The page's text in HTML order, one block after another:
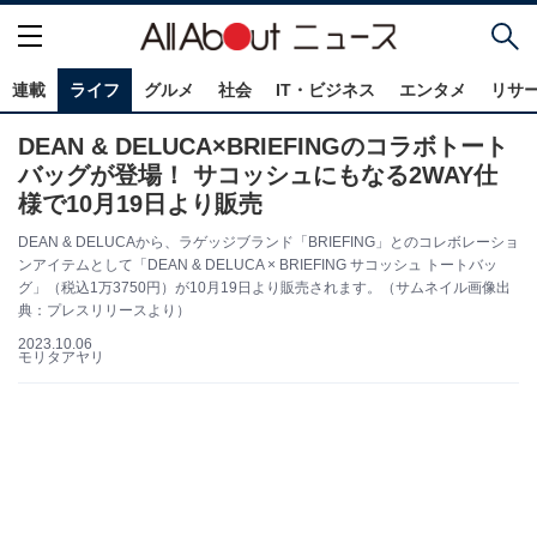
連載 ライフ グルメ 社会 IT・ビジネス エンタメ リサ
DEAN & DELUCA×BRIEFINGのコラボトート
バッグが登場！ サコッシュにもなる2WAY仕
様で10月19日より販売
DEAN & DELUCAから、ラゲッジブランド「BRIEFING」とのコレボレーショ
ンアイテムとして「DEAN & DELUCA × BRIEFING サコッシュ トートバッ
グ」（税込1万3750円）が10月19日より販売されます。（サムネイル画像出
典：プレスリリースより）
2023.10.06
モリタアヤリ